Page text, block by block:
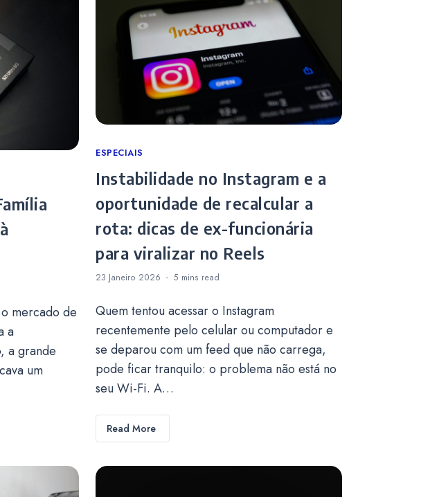
mercado de
a
a grande
um
Categories
ESPECIAIS
Instabilidade no Instagram e a
oportunidade de recalcular a
rota: dicas de ex-funcionária
para viralizar no Reels
23 Janeiro 2026 5 mins read
Quem tentou acessar o Instagram
recentemente pelo celular ou computador e
se deparou com um feed que não carrega,
pode ficar tranquilo: o problema não está no
seu Wi-Fi. A…
Read More